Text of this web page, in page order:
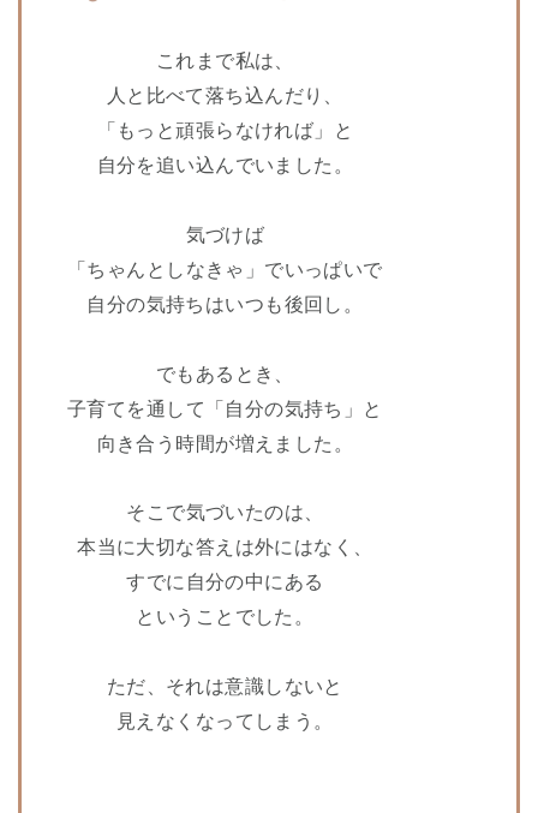
これまで私は、
人と比べて落ち込んだり、
「もっと頑張らなければ」と
自分を追い込んでいました。
気づけば
「ちゃんとしなきゃ」でいっぱいで
自分の気持ちはいつも後回し。
でもあるとき、
子育てを通して「自分の気持ち」と
向き合う時間が増えました。
そこで気づいたのは、
本当に大切な答えは外にはなく、
すでに自分の中にある
ということでした。
ただ、それは意識しないと
見えなくなってしまう。